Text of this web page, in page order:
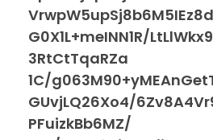
G0X1L+meINN1R/
3RtCtTqaRZa
1C/
GUvjLQ26Xo4/
PFuizkBb6MZ/